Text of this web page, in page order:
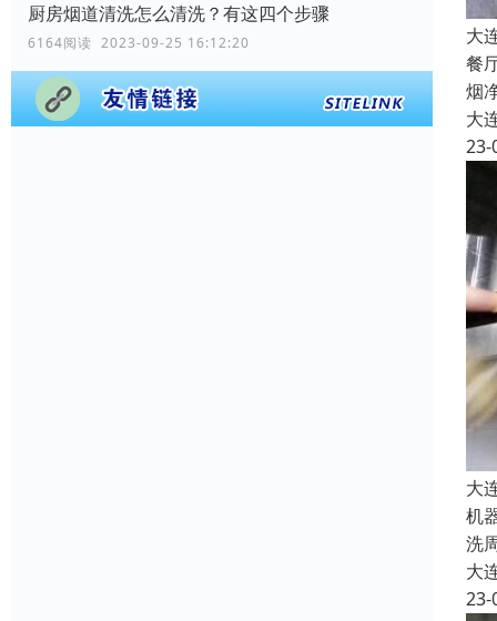
厨房烟道清洗怎么清洗？有这四个步骤
6164阅读 2023-09-25 16:12:20
大
餐
烟
大
23-
大
机
洗
大
23-